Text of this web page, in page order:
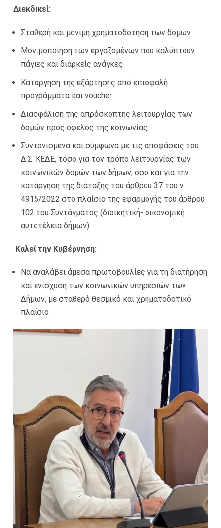
Διεκδικεί:
Σταθερή και μόνιμη χρηματοδότηση των δομών
Μονιμοποίηση των εργαζομένων που καλύπτουν
πάγιες και διαρκείς ανάγκες
Κατάργηση της εξάρτησης από επισφαλή
προγράμματα και voucher
Διασφάλιση της απρόσκοπτης λειτουργίας των
δομών προς όφελος της κοινωνίας
Συντονισμένα και σύμφωνα με τις αποφάσεις του
Δ.Σ. ΚΕΔΕ, τόσο για τον τρόπο λειτουργίας των
κοινωνικών δομών των δήμων, όσο και για την
κατάργηση της διάταξης του άρθρου 37 του ν.
4915/2022 στο πλαίσιο της εφαρμογής του άρθρου
102 του Συντάγματος (διοικητική- οικονομική
αυτοτέλεια δήμων).
Καλεί την Κυβέρνηση:
Να αναλάβει άμεσα πρωτοβουλίες για τη διατήρηση
και ενίσχυση των κοινωνικών υπηρεσιών των
Δήμων, με σταθερό θεσμικό και χρηματοδοτικό
πλαίσιο